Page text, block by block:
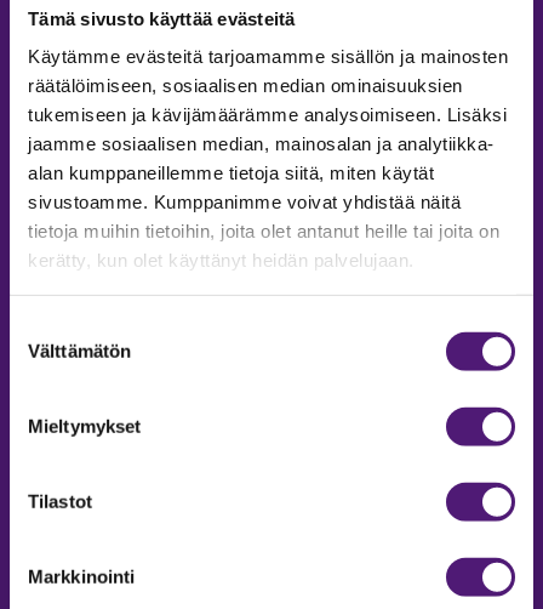
Tämä sivusto käyttää evästeitä
Käytämme evästeitä tarjoamamme sisällön ja mainosten
räätälöimiseen, sosiaalisen median ominaisuuksien
tukemiseen ja kävijämäärämme analysoimiseen. Lisäksi
jaamme sosiaalisen median, mainosalan ja analytiikka-
alan kumppaneillemme tietoja siitä, miten käytät
sivustoamme. Kumppanimme voivat yhdistää näitä
tietoja muihin tietoihin, joita olet antanut heille tai joita on
kerätty, kun olet käyttänyt heidän palvelujaan.
valinta
Välttämätön
Mieltymykset
Tilastot
Markkinointi
MAJOITUS
Tiedustelut & Varaukset